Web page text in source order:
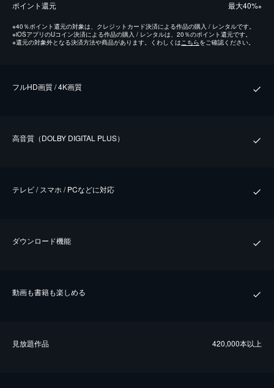
ポイント還元 最⼤40%※
※40％ポイント還元の対象は、クレジットカード決済による作品の購入 / レンタルです。
※iOSアプリのUコイン決済による作品の購入 / レンタルは、20％のポイント還元です。
※還元の対象外となる決済方法や商品があります。くわしくはこちらをご確認ください。
フルHD画質 / 4K画質
⾼⾳質（DOLBY DIGITAL PLUS）
テレビ / スマホ / PCなどに対応
ダウンロード機能
動画も書籍も楽しめる
⾒放題作品 420,000本以上